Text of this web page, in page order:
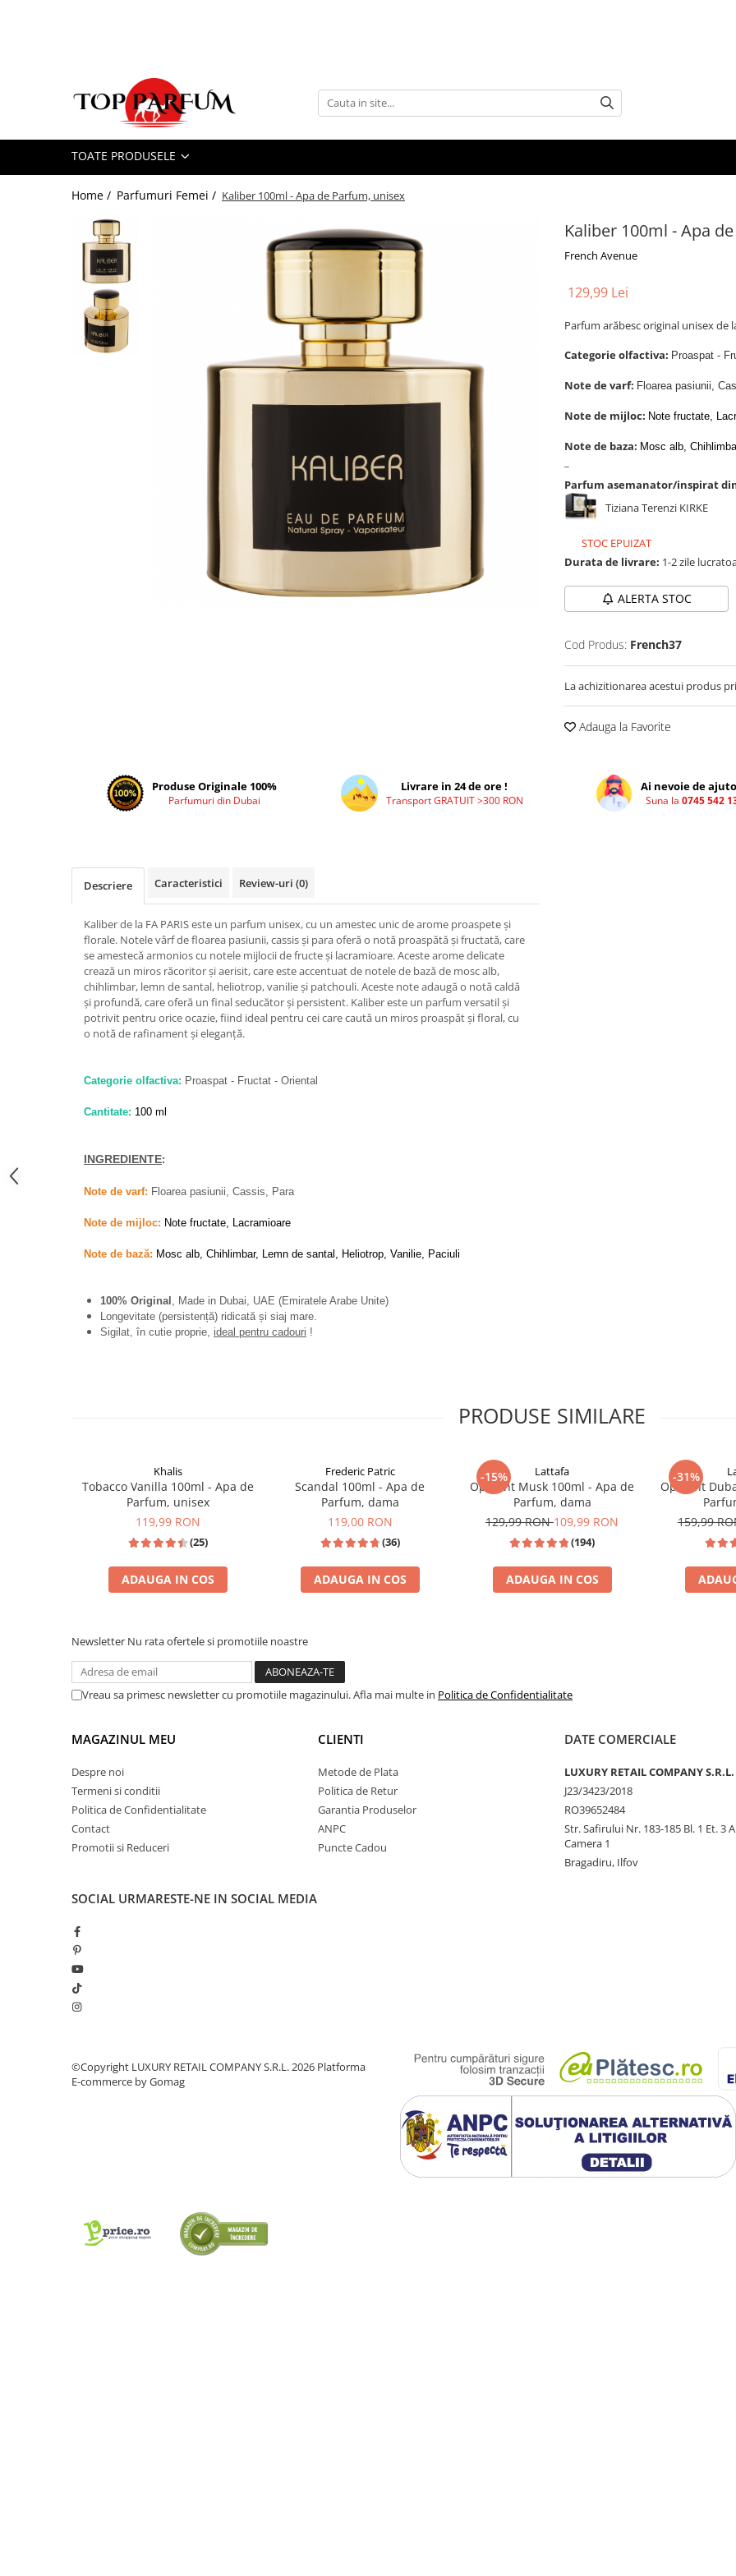
Seturi Parfumuri
Pachete BARBATI
Parfumuri Barbati
Parfumuri Unisex
Tipuri Parfumuri
Parfumuri Citrice
Anfar London
Athoor Al Alam
French Avenue
Jenny Glow
Maison Alhambra
Montage Brands
Parfumuri Clona Originale
Parfumuri clona / Dupes
Recenzii clienti
TOATE PRODUSELE
Home / Parfumuri Femei / Kaliber 100ml - Apa de Parfum, unisex
Kaliber 100ml - Apa
French Avenue
129,99 Lei
Parfum arăbesc original unisex de
Categorie olfactiva: Proaspat -
Note de varf: Floarea pasiunii,
Note de mijloc: Note fructate,
Note de baza: Mosc alb,
Parfum asemanator/inspirat
Tiziana Terenzi KIRKE
STOC EPUIZAT
Durata de livrare: 1-2 zile
ALERTA STOC
Cod Produs: French37
La achizitionarea acestui produs
Adauga la Favorite
Produse Originale 100%
Parfumuri din Dubai
Livrare in 24 de ore !
Transport GRATUIT >300 RON
Ai nevoie de
Suna la 0745 542
Descriere Caracteristici Review-uri (0)
Kaliber de la FA PARIS este un parfum unisex, cu un amestec unic de arome proaspete și
florale. Notele vârf de floarea pasiunii, cassis și para oferă o notă proaspătă și fructată, care
se amestecă armonios cu notele mijlocii de fructe și lacramioare. Aceste arome delicate
crează un miros răcoritor și aerisit, care este accentuat de notele de bază de mosc alb,
chihlimbar, lemn de santal, heliotrop, vanilie și patchouli. Aceste note adaugă o notă caldă
și profundă, care oferă un final seducător și persistent. Kaliber este un parfum versatil și
potrivit pentru orice ocazie, fiind ideal pentru cei care caută un miros proaspăt și floral, cu
o notă de rafinament și eleganță.
Categorie olfactiva: Proaspat - Fructat - Oriental
Cantitate: 100 ml
INGREDIENTE:
Note de varf: Floarea pasiunii, Cassis, Para
Note de mijloc: Note fructate, Lacramioare
Note de bază: Mosc alb, Chihlimbar, Lemn de santal, Heliotrop, Vanilie, Paciuli
100% Original , Made in Dubai, UAE (Emiratele Arabe Unite)
Longevitate (persistență) ridicată și siaj mare.
Sigilat, în cutie proprie, ideal pentru cadouri !
PRODUSE SIMILARE
Khalis
Tobacco Vanilla 100ml - Apa de
Parfum, unisex
119,99 RON
(25)
ADAUGA IN COS
Frederic Patric
Scandal 100ml - Apa de
Parfum, dama
119,00 RON
(36)
ADAUGA IN COS
-15% Lattafa
Opulent Musk 100ml - Apa de
Parfum, dama
129,99 RON109,99 RON
(194)
ADAUGA IN COS
-31%
Opulent
159,99
Newsletter Nu rata ofertele si promotiile noastre
Vreau sa primesc newsletter cu promotiile magazinului. Afla mai multe in Politica de Confidentialitate
MAGAZINUL MEU
Despre noi
Termeni si conditii
Politica de Confidentialitate
Contact
Promotii si Reduceri
CLIENTI
Metode de Plata
Politica de Retur
Garantia Produselor
ANPC
Puncte Cadou
DATE COMERCIALE
LUXURY RETAIL COMPANY S.R.L.
J23/3423/2018
RO39652484
Str. Safirului Nr. 183-185 Bl. 1 Et. 3
Camera 1
Bragadiru, Ilfov
SOCIAL URMARESTE-NE IN SOCIAL MEDIA
©Copyright LUXURY RETAIL COMPANY S.R.L. 2026 Platforma
E-commerce by Gomag